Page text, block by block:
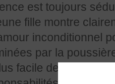
est toujours
fille montre
inconditionnel
par la
facile de